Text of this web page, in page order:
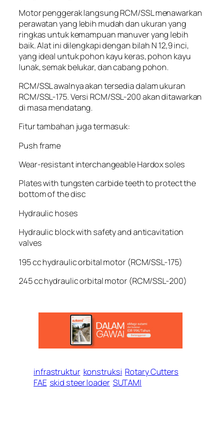
Motor penggerak langsung RCM/SSL menawarkan
perawatan yang lebih mudah dan ukuran yang
ringkas untuk kemampuan manuver yang lebih
baik. Alat ini dilengkapi dengan bilah N 12,9 inci,
yang ideal untuk pohon kayu keras, pohon kayu
lunak, semak belukar, dan cabang pohon.
RCM/SSL awalnya akan tersedia dalam ukuran
RCM/SSL-175. Versi RCM/SSL-200 akan ditawarkan
di masa mendatang.
Fitur tambahan juga termasuk:
Push frame
Wear-resistant interchangeable Hardox soles
Plates with tungsten carbide teeth to protect the
bottom of the disc
Hydraulic hoses
Hydraulic block with safety and anticavitation
valves
195 cc hydraulic orbital motor (RCM/SSL-175)
245 cc hydraulic orbital motor (RCM/SSL-200)
infrastruktur konstruksi Rotary Cutters
FAE skid steer loader SUTAMI